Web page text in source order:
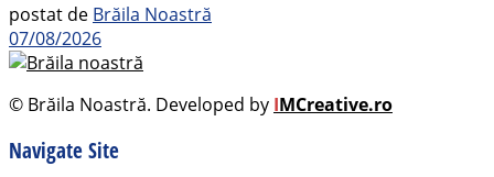
postat de Brăila Noastră
07/08/2026
© Brăila Noastră. Developed by IMCreative.ro
Navigate Site